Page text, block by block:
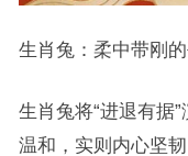
生肖兔：柔中带刚
生肖兔将“进退有据
温和，实则内心坚